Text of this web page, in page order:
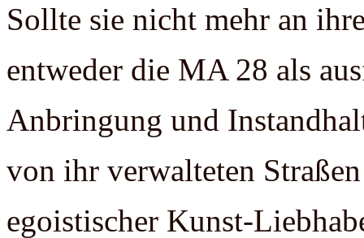
Sollte sie nicht mehr an
entweder die MA 28 als
Anbringung und
von ihr verwalteten
egoistischer Kunst-